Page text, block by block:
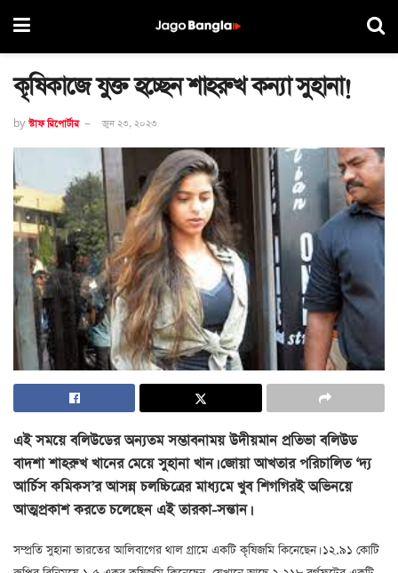
কৃষিকাজে যুক্ত হচ্ছেন শাহরুখ কন্যা সুহানা!
by স্টাফ রিপোর্টার জুন ২৩, ২০২৩
এই সময়ে বলিউডের অন্যতম সম্ভাবনাময় উদীয়মান প্রতিভা বলিউড
বাদশা শাহরুখ খানের মেয়ে সুহানা খান। জোয়া আখতার পরিচালিত ‘দ্য
আর্চিস কমিকস’র আসন্ন চলচ্চিত্রের মাধ্যমে খুব শিগগিরই অভিনয়ে
আত্মপ্রকাশ করতে চলেছেন এই তারকা-সন্তান।
সম্প্রতি সুহানা ভারতের আলিবাগের থাল গ্রামে একটি কৃষিজমি কিনেছেন। ১২.৯১ কোটি